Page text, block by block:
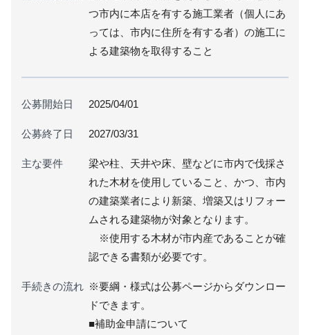
つ市内に本店を有する施工業者（個人にあ
っては、市内に住所を有する者）の施工に
よる建築物を取得すること
公募開始日 2025/04/01
公募終了日 2027/03/31
主な要件
梁や柱、天井や床、壁などに市内で伐採さ
れた木材を使用していること、かつ、市内
の建築業者により新築、増築又はリフォー
ムされる建築物が対象となります。
※使用する木材が市内産であることが確
認できる書類が必要です。
手続きの流れ ※要綱・様式は公募ページからダウンロー
ドできます。
■補助金申請について